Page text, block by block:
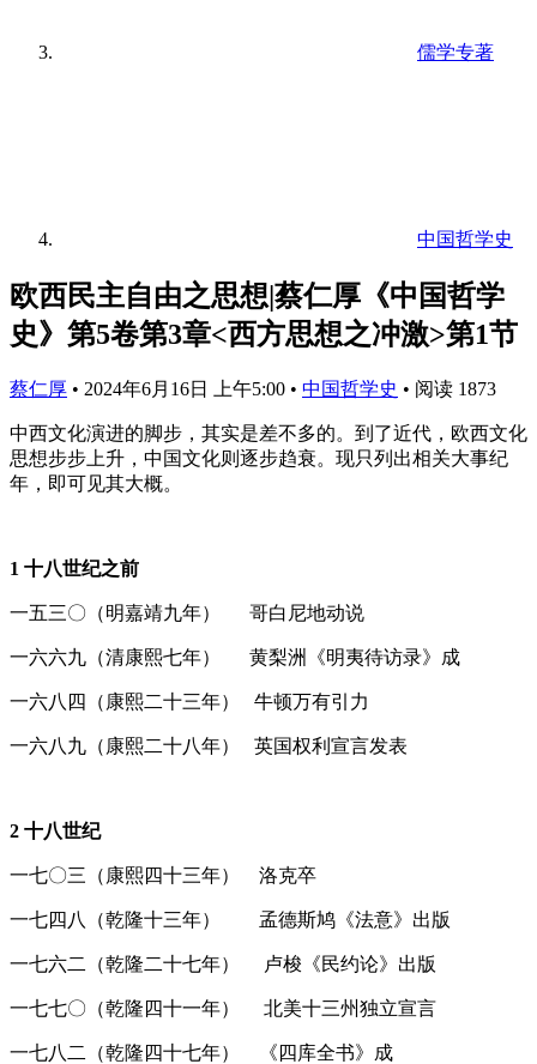
儒学专著
中国哲学史
欧西民主自由之思想|蔡仁厚《中国哲学
史》第5卷第3章<西方思想之冲激>第1节
蔡仁厚 • 2024年6月16日 上午5:00 • 中国哲学史 • 阅读 1873
中西文化演进的脚步，其实是差不多的。到了近代，欧西文化
思想步步上升，中国文化则逐步趋衰。现只列出相关大事纪
年，即可见其大概。
1 十八世纪之前
一五三〇（明嘉靖九年） 哥白尼地动说
一六六九（清康熙七年） 黄梨洲《明夷待访录》成
一六八四（康熙二十三年） 牛顿万有引力
一六八九（康熙二十八年） 英国权利宣言发表
2 十八世纪
一七〇三（康熙四十三年） 洛克卒
一七四八（乾隆十三年） 孟德斯鸠《法意》出版
一七六二（乾隆二十七年） 卢梭《民约论》出版
一七七〇（乾隆四十一年） 北美十三州独立宣言
一七八二（乾隆四十七年） 《四库全书》成